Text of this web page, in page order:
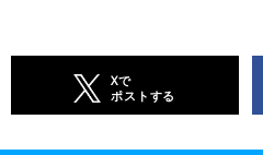
Xで
ポストする